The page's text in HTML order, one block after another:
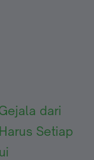
dari
Setiap